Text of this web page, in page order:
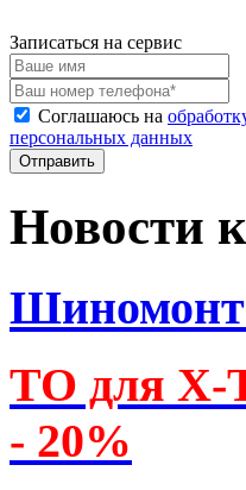
Записаться на сервис
Соглашаюсь на
персональных данных
Новости
ТО для X-
- 20%